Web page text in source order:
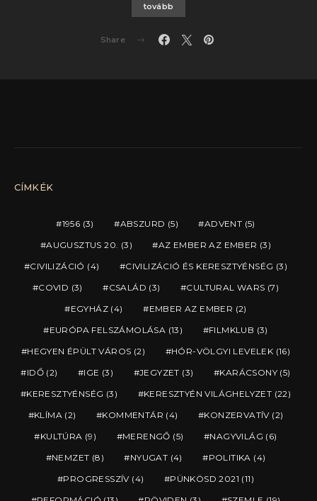
tovább
Share
CÍMKÉK
1956 (3) ABSZURD (5) ADVENT (5)
AUGUSZTUS 20. (3) AZ EMBER AZ EMBER (3)
CIVILIZÁCIÓ (4) CIVILIZÁCIÓ ÉS KERESZTYÉNSÉG (3)
COVID (3) CSALÁD (3) CULTURAL WARS (7)
EGYHÁZ (4) EMBER AZ EMBER (2)
EURÓPA FELSZÁMOLÁSA (13) FILMKLUB (3)
HEGYEN ÉPÜLT VÁROS (2) HÓR-VÖLGYI LEVELEK (16)
IDŐ (2) IGE (3) JEGYZET (3) KARÁCSONY(5)
KERESZTYÉNSÉG (3) KERESZTYÉN VILÁGHELYZET (22)
KLÍMA(2) KOMMENTÁR (4) KONZERVATÍV(2)
KULTÚRA (9) MERENGŐ (5) NAGYVILÁG (6)
NEMZET (8) NYUGAT (4) POLITIKA (4)
PROGRESSZÍV(4) PÜNKÖSD 2021 (11)